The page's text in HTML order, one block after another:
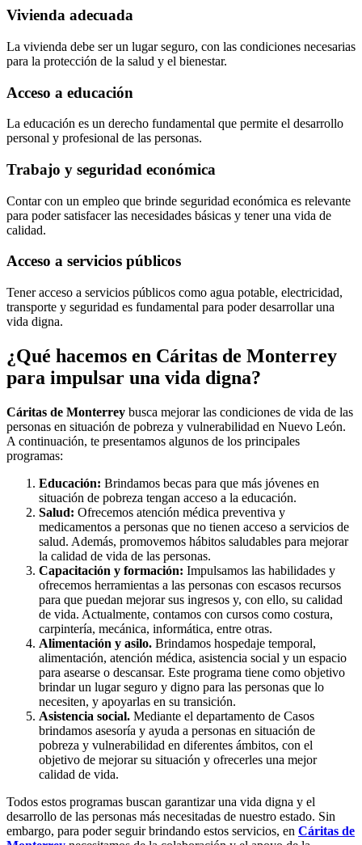
Vivienda adecuada
La vivienda debe ser un lugar seguro, con las condiciones necesarias
para la protección de la salud y el bienestar.
Acceso a educación
La educación es un derecho fundamental que permite el desarrollo
personal y profesional de las personas.
Trabajo y seguridad económica
Contar con un empleo que brinde seguridad económica es relevante
para poder satisfacer las necesidades básicas y tener una vida de
calidad.
Acceso a servicios públicos
Tener acceso a servicios públicos como agua potable, electricidad,
transporte y seguridad es fundamental para poder desarrollar una
vida digna.
¿Qué hacemos en Cáritas de Monterrey
para impulsar una vida digna?
Cáritas de Monterrey busca mejorar las condiciones de vida de las
personas en situación de pobreza y vulnerabilidad en Nuevo León.
A continuación, te presentamos algunos de los principales
programas:
Educación: Brindamos becas para que más jóvenes en
situación de pobreza tengan acceso a la educación.
Salud: Ofrecemos atención médica preventiva y
medicamentos a personas que no tienen acceso a servicios de
salud. Además, promovemos hábitos saludables para mejorar
la calidad de vida de las personas.
Capacitación y formación: Impulsamos las habilidades y
ofrecemos herramientas a las personas con escasos recursos
para que puedan mejorar sus ingresos y, con ello, su calidad
de vida. Actualmente, contamos con cursos como costura,
carpintería, mecánica, informática, entre otras.
Alimentación y asilo. Brindamos hospedaje temporal,
alimentación, atención médica, asistencia social y un espacio
para asearse o descansar. Este programa tiene como objetivo
brindar un lugar seguro y digno para las personas que lo
necesiten, y apoyarlas en su transición.
Asistencia social. Mediante el departamento de Casos
brindamos asesoría y ayuda a personas en situación de
pobreza y vulnerabilidad en diferentes ámbitos, con el
objetivo de mejorar su situación y ofrecerles una mejor
calidad de vida.
Todos estos programas buscan garantizar una vida digna y el
desarrollo de las personas más necesitadas de nuestro estado. Sin
embargo, para poder seguir brindando estos servicios, en Cáritas de